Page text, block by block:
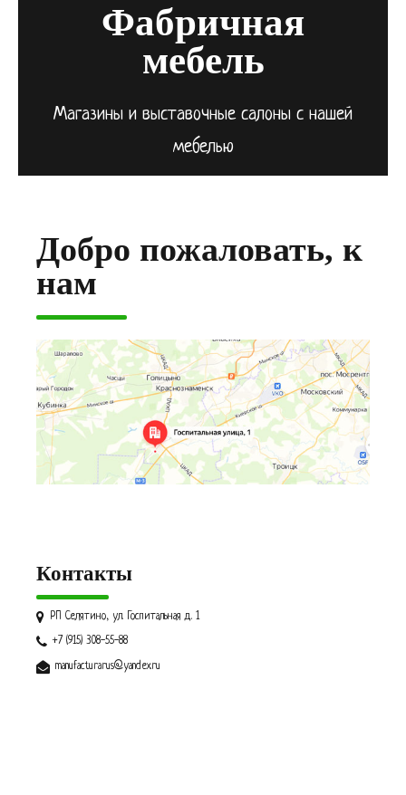
Фабричная
мебель
Магазины и выставочные салоны с нашей
мебелью
Добро пожаловать, к
нам
Контакты
РП Селятино, ул. Госпитальная д. 1
+7 (915) 308-55-88
manufacturarus@yandex.ru